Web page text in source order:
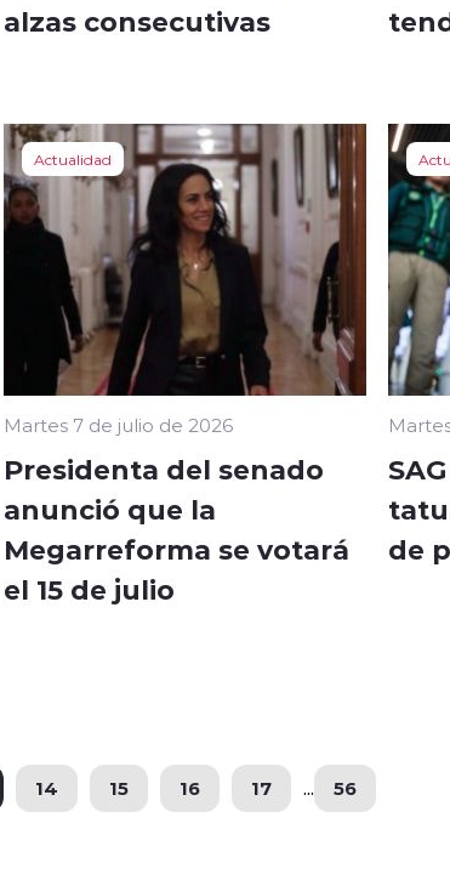
alzas consecutivas
Actualidad
Martes 7 de julio de 2026
Presidenta del senado
anunció que la
Megarreforma se votará
el 15 de julio
de
14 15 16 17 ... 56